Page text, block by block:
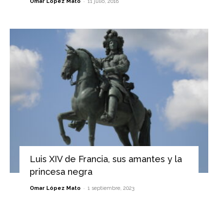
Omar López Mato 11 julio, 2018
Luis XIV de Francia, sus amantes y la
princesa negra
Omar López Mato - 1 septiembre, 2023